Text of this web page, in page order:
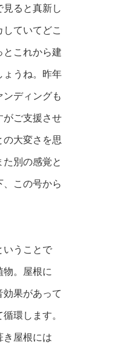
ると真新し
ていてどこ
これから建
ょうね。昨年
ディングも
がご支援させ
大変さを思
別の感覚と
この号から
いうことで
。屋根に
果があって
環します。
き屋根には